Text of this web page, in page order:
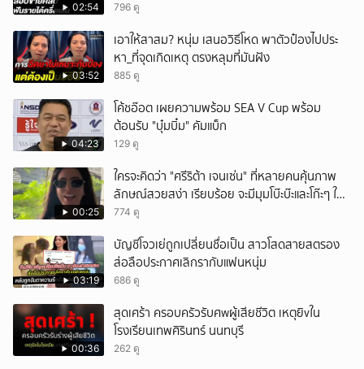
02:54 796 ดู
03:52
เอาให้สาสม? หนุ่ม เสนอวิธีโหด พาตัวป๋องไปประ
หา_ที่จุดเกิดเหตุ ตรงหลุมที่มันฝัง
885 ดู
04:23
โค้ชอ๊อต เผยความพร้อม SEA V Cup พร้อม
ต้อนรับ "บุ๋มบิ๋ม" คัมแบ็ก
129 ดู
00:25
ใครจะคิดว่า "ศรีริต้า เจนเซ่น" ที่หลายคนคุ้นภาพ
ลักษณ์สวยสง่า เรียบร้อย จะมีมุมโบ๊ะบ๊ะและโก๊ะๆ ให้
ได้อมยิ้มเหมือนกัน งานนี้ทำเอาแฟนๆ ทั้งเอ็นดูทั้ง
774 ดู
03:19
บัญชีโจวเย่ถูกเปลี่ยนชื่อเป็น สาวโสดสายสตรอง
ส่อลือประกาศเลิกรากับแฟนหนุ่ม
686 ดู
00:36
สุดเศร้า ครอบครัวรับศwผู้เสียชีวิต เหตุยิvใน
โรงเรียนเทพศิรินทร์ นนทบุรี
262 ดู